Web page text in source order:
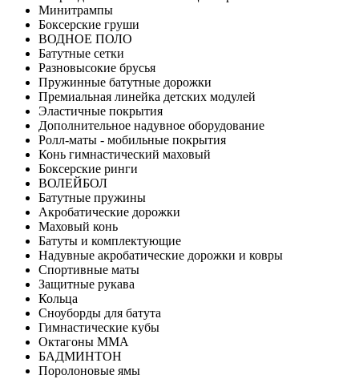
Минитрампы
Боксерские груши
ВОДНОЕ ПОЛО
Батутные сетки
Разновысокие брусья
Пружинные батутные дорожки
Премиальная линейка детских модулей
Эластичные покрытия
Дополнительное надувное оборудование
Ролл-маты - мобильные покрытия
Конь гимнастический маховый
Боксерские ринги
ВОЛЕЙБОЛ
Батутные пружины
Акробатические дорожки
Маховый конь
Батуты и комплектующие
Надувные акробатические дорожки и ковры
Спортивные маты
Защитные рукава
Кольца
Сноуборды для батута
Гимнастические кубы
Октагоны MMA
БАДМИНТОН
Поролоновые ямы